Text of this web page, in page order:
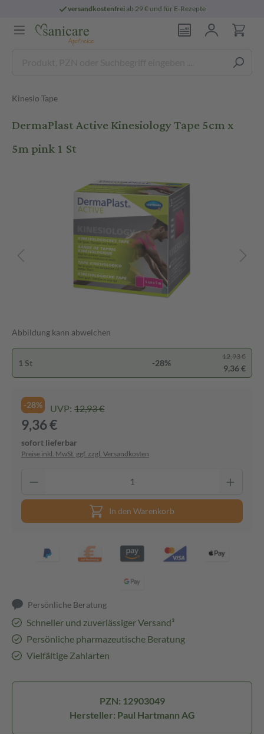
versandkostenfreiab 29 € und für E-Rezepte
Kinesio Tape
DermaPlast Active Kinesiology Tape 5cm x
5m pink 1 St
Abbildung kann abweichen
1 St -28%
12,93 €
9,36 €
-28% UVP: 12,93 €
9,36 €
sofort lieferbar
Preise inkl. MwSt. ggf. zzgl. Versandkosten
In den Warenkorb
Persönliche Beratung
Schneller und zuverlässiger Versand³
Persönliche pharmazeutische Beratung
Vielfältige Zahlarten
PZN: 12903049
Hersteller: Paul Hartmann AG